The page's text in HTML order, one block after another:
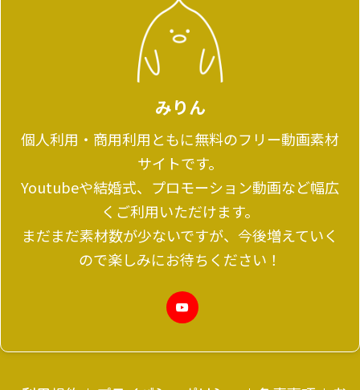
みりん
個人利用・商用利用ともに無料のフリー動画素材
サイトです。
Youtubeや結婚式、プロモーション動画など幅広
くご利用いただけます。
まだまだ素材数が少ないですが、今後増えていく
ので楽しみにお待ちください！